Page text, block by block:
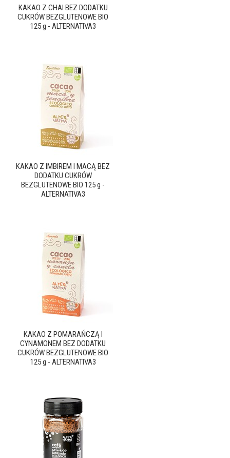
KAKAO Z CHAI BEZ DODATKU
CUKRÓW BEZGLUTENOWE BIO
125 g - ALTERNATIVA3
KAKAO Z IMBIREM I MACĄ BEZ
DODATKU CUKRÓW
BEZGLUTENOWE BIO 125 g -
ALTERNATIVA3
KAKAO Z POMARAŃCZĄ I
CYNAMONEM BEZ DODATKU
CUKRÓW BEZGLUTENOWE BIO
125 g - ALTERNATIVA3